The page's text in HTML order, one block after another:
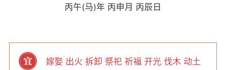
丙午(马)年 丙申月 丙辰日
嫁娶 出火 拆卸 祭祀 祈福 开光 伐木 动土